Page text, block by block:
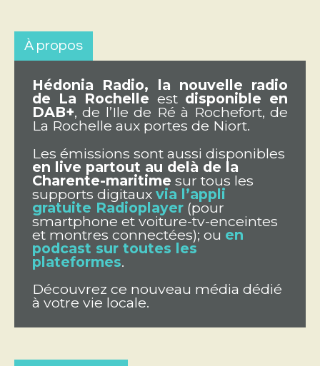
À propos
Hédonia Radio, la nouvelle radio
de La Rochelle est disponible en
DAB+, de l’Ile de Ré à Rochefort, de
La Rochelle aux portes de Niort.
Les émissions sont aussi disponibles
en live partout au delà de la
Charente-maritime sur tous les
supports digitaux via l’appli
gratuite Radioplayer (pour
smartphone et voiture-tv-enceintes
et montres connectées); ou en
podcast sur toutes les
plateformes.
Découvrez ce nouveau média dédié
à votre vie locale.